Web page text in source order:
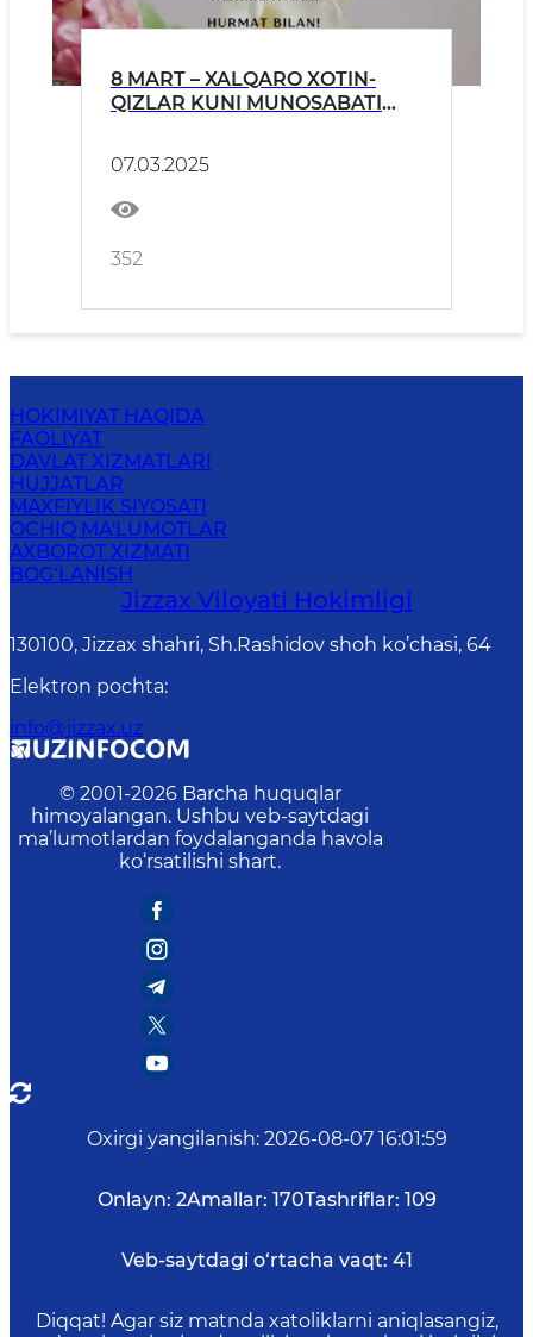
8 MART – XALQARO XOTIN-
QIZLAR KUNI MUNOSABATI
07.03.2025
352
HOKIMIYAT HAQIDA
FAOLIYAT
DAVLAT XIZMATLARI
HUJJATLAR
MAXFIYLIK SIYOSATI
OCHIQ MA'LUMOTLAR
AXBOROT XIZMATI
BOG‘LANISH
Jizzах Vilоyati Hоkimligi
130100, Jizzax shahri, Sh.Rashidov shoh ko’chasi, 64
Elektron pochta:
info@jizzax.uz
© 2001-2026 Barcha huquqlar
himoyalangan. Ushbu veb-saytdagi
ma’lumotlardan foydalanganda havola
ko‘rsatilishi shart.
Oxirgi yangilanish: 2026-08-07 16:01:59
Onlayn: 2Amallar: 170Tashriflar: 109
Veb-saytdagi o‘rtacha vaqt: 41
Diqqat! Agar siz matnda xatoliklarni aniqlasangiz,